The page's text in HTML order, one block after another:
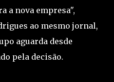
a nova empresa",
ao mesmo jornal,
aguarda desde
pela decisão.